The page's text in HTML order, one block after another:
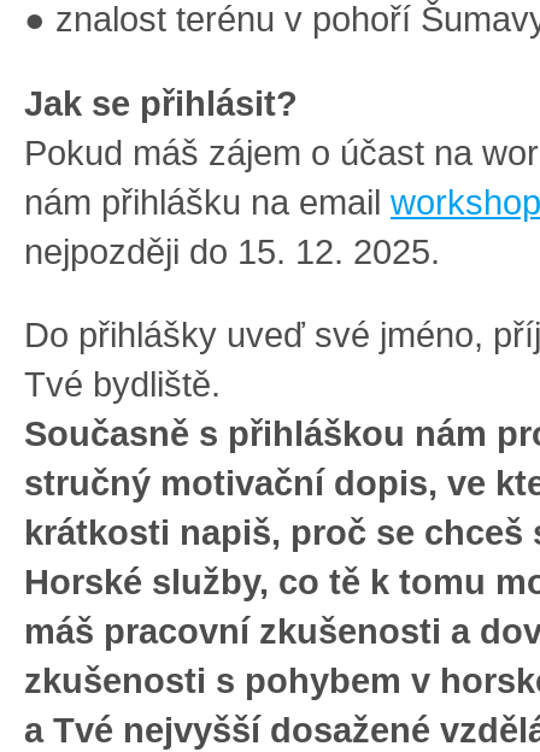
● znalost terénu v pohoří
Jak se přihlásit?
Pokud máš zájem o účast na
nám přihlášku na email
nejpozději do 15. 12. 2025.
Do přihlášky uveď své jméno,
Tvé bydliště.
Současně s přihláškou nám
stručný motivační dopis, ve
krátkosti napiš, proč se chceš
Horské služby, co tě k tomu
máš pracovní zkušenosti a
zkušenosti s pohybem v
a Tvé nejvyšší dosažené